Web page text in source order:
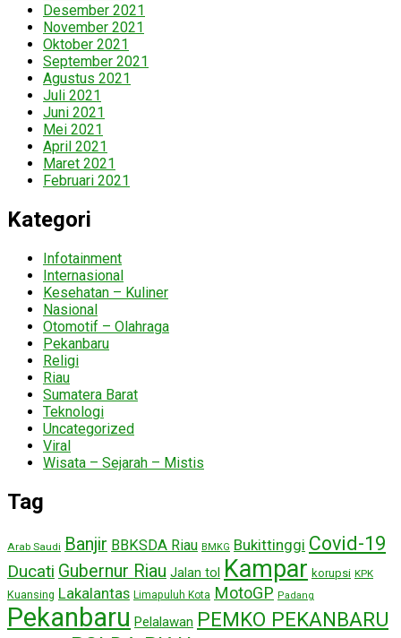
Desember 2021
November 2021
Oktober 2021
September 2021
Agustus 2021
Juli 2021
Juni 2021
Mei 2021
April 2021
Maret 2021
Februari 2021
Kategori
Infotainment
Internasional
Kesehatan – Kuliner
Nasional
Otomotif – Olahraga
Pekanbaru
Religi
Riau
Sumatera Barat
Teknologi
Uncategorized
Viral
Wisata – Sejarah – Mistis
Tag
Arab Saudi Banjir BBKSDA Riau BMKG Bukittinggi Covid-19
Ducati Gubernur Riau Jalan tol Kampar korupsi KPK
Kuansing Lakalantas Limapuluh Kota MotoGP Padang
Pekanbaru Pelalawan PEMKO PEKANBARU